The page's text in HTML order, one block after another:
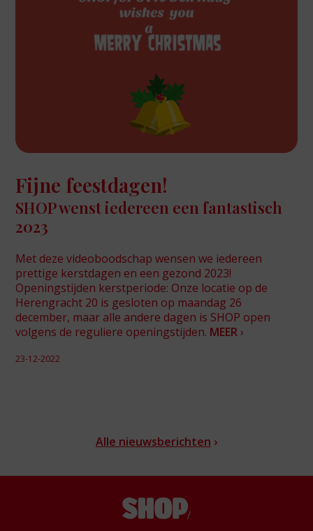
Fijne feestdagen!
SHOP wenst iedereen een fantastisch
2023
Met deze videoboodschap wensen we iedereen
prettige kerstdagen en een gezond 2023!
Openingstijden kerstperiode: Onze locatie op de
Herengracht 20 is gesloten op maandag 26
december, maar alle andere dagen is SHOP open
volgens de reguliere openingstijden. MEER ›
23-12-2022
Alle nieuwsberichten ›